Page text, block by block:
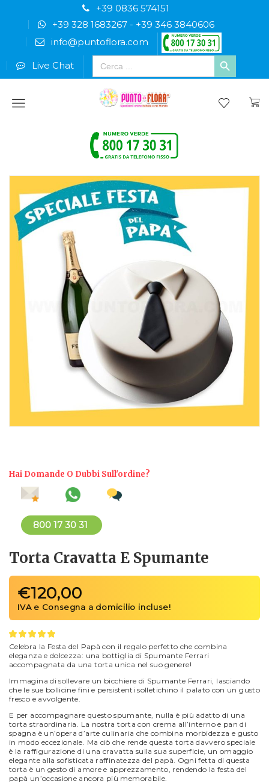
+39 0836 574151
+39 328 1683267- +39 346 3840606
info@puntoflora.com
Live Chat
Search
for:
Menu
Hai Domande O Dubbi Sull'ordine?
800 17 30 31
Torta Cravatta E Spumante
€120,00
Celebra la Festa del Papà con il regalo perfetto che combina
eleganza e dolcezza: una bottiglia di Spumante Ferrari
accompagnata da una torta unica nel suo genere!
Immagina di sollevare un bicchiere di Spumante Ferrari, lasciando
che le sue bollicine fini e persistenti solletichino il palato con un gusto
fresco e avvolgente.
E per accompagnare questo spumante, nulla è più adatto di una
torta straordinaria. La nostra torta con crema all’interno e pan di
spagna è un’opera d’arte culinaria che combina morbidezza e gusto
in modo eccezionale. Ma ciò che rende questa torta davvero speciale
è la raffigurazione di una cravatta sulla sua superficie, un omaggio
elegante alla sofisticata raffinatezza del papà. Ogni fetta di questa
torta è un gesto di amore e apprezzamento, rendendo la festa del
papà un’occasione ancora più memorabile.